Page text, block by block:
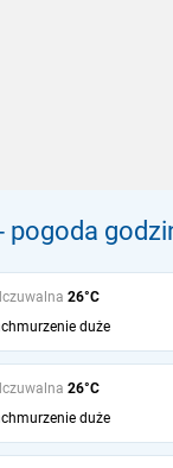
pogoda
26°C
duże
26°C
duże